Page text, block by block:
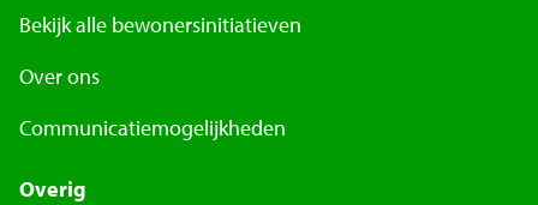
Bekijk alle bewonersinitiatieven
Over ons
Communicatiemogelijkheden
Overig